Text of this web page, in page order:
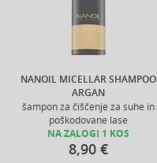
NANOIL MICELLAR SHAMPOO
ARGAN
šampon za čiščenje za suhe in
poškodovane lase
NA ZALOGI 1 KOS
8,90 €